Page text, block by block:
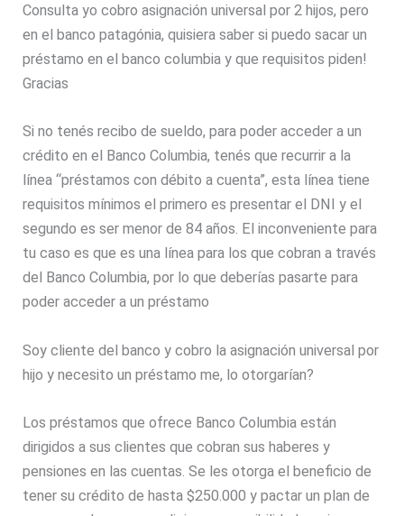
Consulta yo cobro asignación universal por 2 hijos, pero
en el banco patagónia, quisiera saber si puedo sacar un
préstamo en el banco columbia y que requisitos piden!
Gracias
Si no tenés recibo de sueldo, para poder acceder a un
crédito en el Banco Columbia, tenés que recurrir a la
línea “préstamos con débito a cuenta”, esta línea tiene
requisitos mínimos el primero es presentar el DNI y el
segundo es ser menor de 84 años. El inconveniente para
tu caso es que es una línea para los que cobran a través
del Banco Columbia, por lo que deberías pasarte para
poder acceder a un préstamo
Soy cliente del banco y cobro la asignación universal por
hijo y necesito un préstamo me, lo otorgarían?
Los préstamos que ofrece Banco Columbia están
dirigidos a sus clientes que cobran sus haberes y
pensiones en las cuentas. Se les otorga el beneficio de
tener su crédito de hasta $250.000 y pactar un plan de